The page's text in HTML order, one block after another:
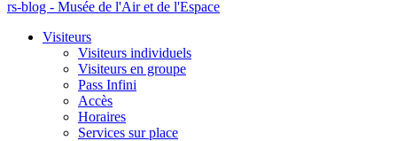
rs-blog - Musée de l'Air et de l'Espace
Visiteurs
Visiteurs individuels
Visiteurs en groupe
Pass Infini
Accès
Horaires
Services sur place